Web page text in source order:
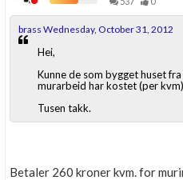
brass Wednesday, October 31, 2012
Hei,
Kunne de som bygget huset
murarbeid har kostet (per
Tusen takk.
Betaler 260 kroner kvm. for